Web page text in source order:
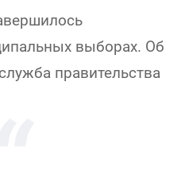
выборах. Об
правительства